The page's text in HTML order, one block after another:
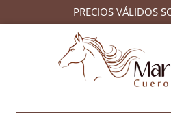
PRECIOS VÁLIDOS